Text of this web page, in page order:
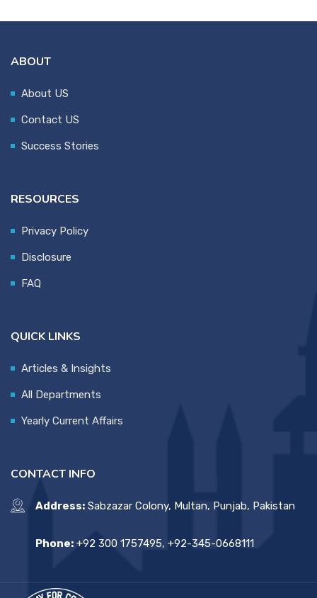
ABOUT
About US
Contact US
Success Stories
RESOURCES
Privacy Policy
Disclosure
FAQ
QUICK LINKS
Articles & Insights
All Departments
Yearly Current Affairs
CONTACT INFO
Address: Sabzazar Colony, Multan, Punjab, Pakistan
Phone: +92 300 1757495, +92-345-0668111